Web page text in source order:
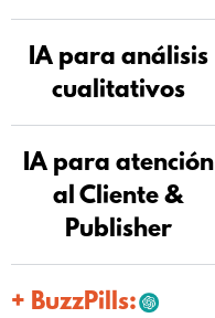
IA para análisis
cualitativos
IA para atención
al Cliente &
Publisher
+ BuzzPills: